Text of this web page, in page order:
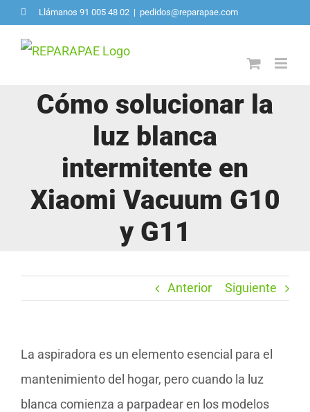
Saltar
Llámanos 91 005 48 02 | pedidos@reparapae.com
Cómo solucionar la
luz blanca
intermitente en
Xiaomi Vacuum G10
y G11
Anterior Siguiente
La aspiradora es un elemento esencial para el
mantenimiento del hogar, pero cuando la luz
blanca comienza a parpadear en los modelos